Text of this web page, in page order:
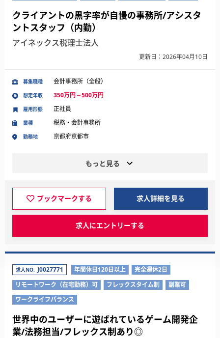
クライアントの黒字率が自慢の事務所/アシスタ
ントスタッフ（内勤）
アイネックス税理士法人
更新日：2026年04月10日
募集職種 会計事務所（全般）
想定年収 350万円～500万円
業種 税務・会計事務所
勤務地 京都府京都市
雇用形態 正社員
もっと見る
ブックマークする 求人詳細を見る
求人にエントリーする
求人NO. J0027771 年間休日120日以上
完全週休2日
リモートワーク（在宅勤務）可
フレックスタイム制
副業可
ワークライフバランス
世界中のユーザーに遊ばれているゲーム開発企
業/法務担当/フレックス制あり◎